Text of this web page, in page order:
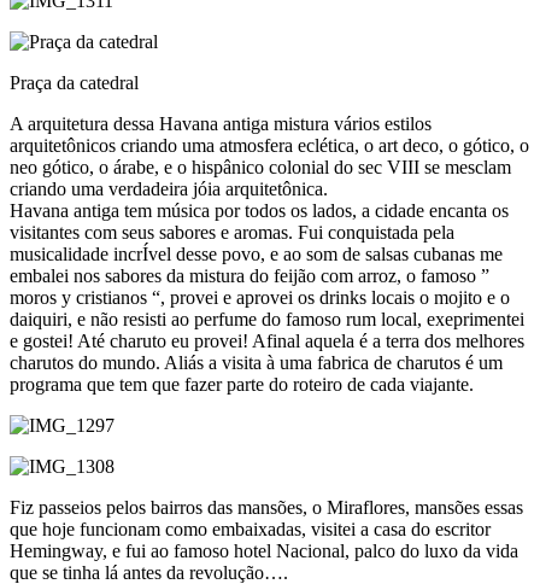
Praça da catedral
A arquitetura dessa Havana antiga mistura vários estilos
arquitetônicos criando uma atmosfera eclética, o art deco, o gótico, o
neo gótico, o árabe, e o hispânico colonial do sec VIII se mesclam
criando uma verdadeira jóia arquitetônica.
Havana antiga tem música por todos os lados, a cidade encanta os
visitantes com seus sabores e aromas. Fui conquistada pela
musicalidade incrÍvel desse povo, e ao som de salsas cubanas me
embalei nos sabores da mistura do feijão com arroz, o famoso ”
moros y cristianos “, provei e aprovei os drinks locais o mojito e o
daiquiri, e não resisti ao perfume do famoso rum local, exeprimentei
e gostei! Até charuto eu provei! Afinal aquela é a terra dos melhores
charutos do mundo. Aliás a visita à uma fabrica de charutos é um
programa que tem que fazer parte do roteiro de cada viajante.
Fiz passeios pelos bairros das mansões, o Miraflores, mansões essas
que hoje funcionam como embaixadas, visitei a casa do escritor
Hemingway, e fui ao famoso hotel Nacional, palco do luxo da vida
que se tinha lá antes da revolução….